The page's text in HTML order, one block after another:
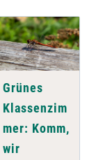
Grünes
Klassenzim
mer: Komm,
wir